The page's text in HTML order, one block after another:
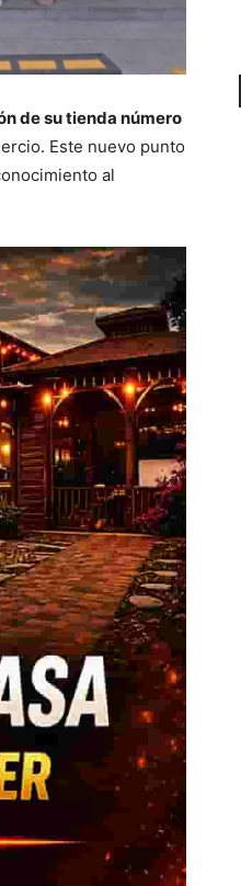
de su tienda número
Este nuevo punto
al